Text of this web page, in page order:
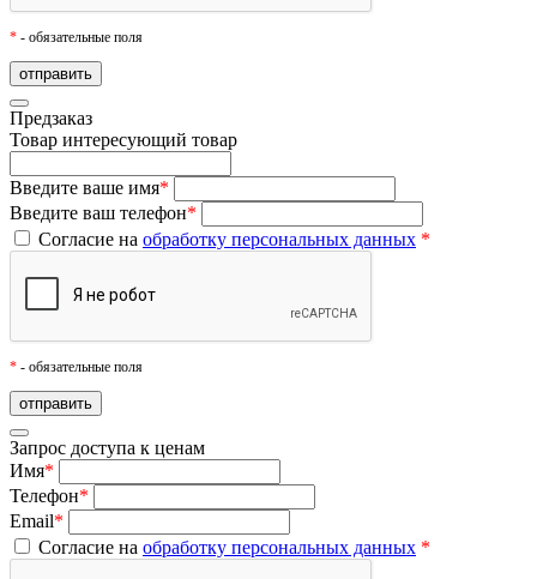
* - обязательные поля
Предзаказ
Товар интересующий товар
Введите ваше имя*
Введите ваш телефон*
Согласие на обработку персональных данных *
* - обязательные поля
Запрос доступа к ценам
Имя*
Телефон*
Email*
Согласие на обработку персональных данных *